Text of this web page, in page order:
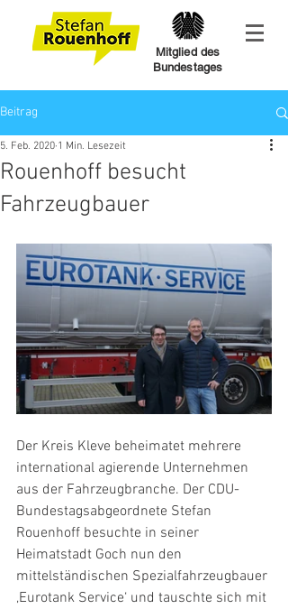
Mitglied des
Bundestages
Beitrag
Rouenhoff besucht
Fahrzeugbauer
5. Feb. 2020 1 Min. Lesezeit
Der Kreis Kleve beheimatet mehrere
international agierende Unternehmen
aus der Fahrzeugbranche. Der CDU-
Bundestagsabgeordnete Stefan
Rouenhoff besuchte in seiner
Heimatstadt Goch nun den
mittelständischen Spezialfahrzeugbauer
‚Eurotank Service‘ und tauschte sich mit